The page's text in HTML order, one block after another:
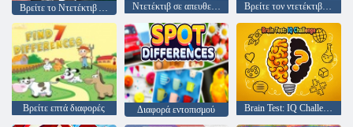
Ντετέκτιβ σε απευθείας σύνδεση Βρείτε τον ντετέκτιβ των διαφορών
Βρείτε επτά διαφορές Διαφορά εντοπισμού Brain Test: IQ Challenge